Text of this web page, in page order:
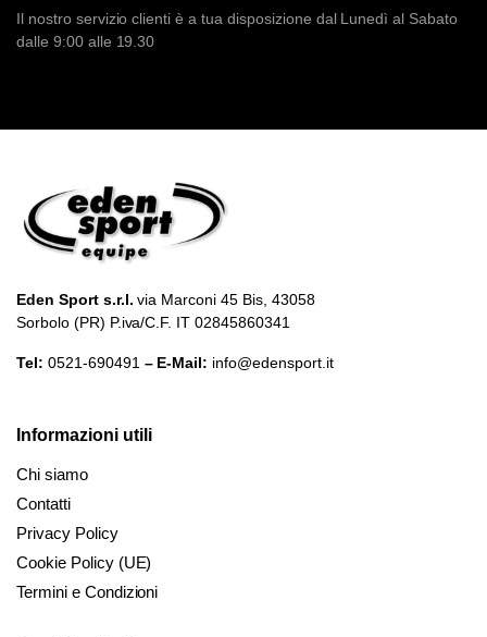
Il nostro servizio clienti è a tua disposizione dal Lunedì al Sabato
dalle 9:00 alle 19.30
Eden Sport s.r.l. via Marconi 45 Bis, 43058
Sorbolo (PR) P.iva/C.F. IT 02845860341
Tel: 0521-690491 – E-Mail: info@edensport.it
Informazioni utili
Chi siamo
Contatti
Privacy Policy
Cookie Policy (UE)
Termini e Condizioni